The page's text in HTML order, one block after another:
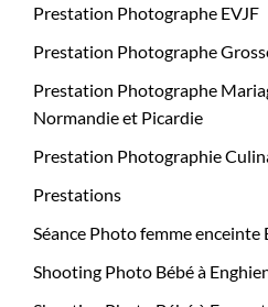
Prestation Photographe EVJF
Prestation Photographe
Prestation Photographe
Normandie et Picardie
Prestation Photographie
Prestations
Séance Photo femme enceinte
Shooting Photo Bébé à